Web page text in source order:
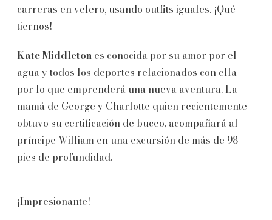
carreras en velero, usando outfits iguales. ¡Qué
tiernos!
Kate Middleton es conocida por su amor por el
agua y todos los deportes relacionados con ella
por lo que emprenderá una nueva aventura. La
mamá de George y Charlotte quien recientemente
obtuvo su certificación de buceo, acompañará al
príncipe William en una excursión de más de 98
pies de profundidad.
¡Impresionante!